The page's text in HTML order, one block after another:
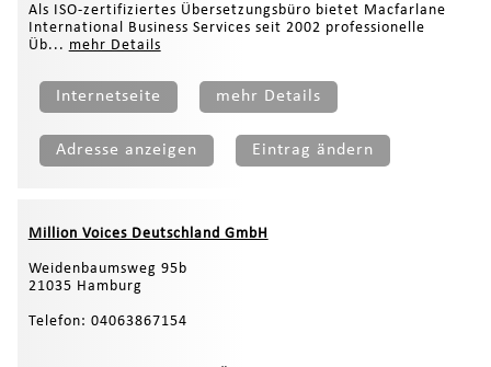
Als ISO-zertifiziertes Übersetzungsbüro bietet Macfarlane
International Business Services seit 2002 professionelle
Üb... mehr Details
Internetseite mehr Details
Adresse anzeigen Eintrag ändern
Million Voices Deutschland GmbH
Weidenbaumsweg 95b
21035 Hamburg
Telefon: 04063867154